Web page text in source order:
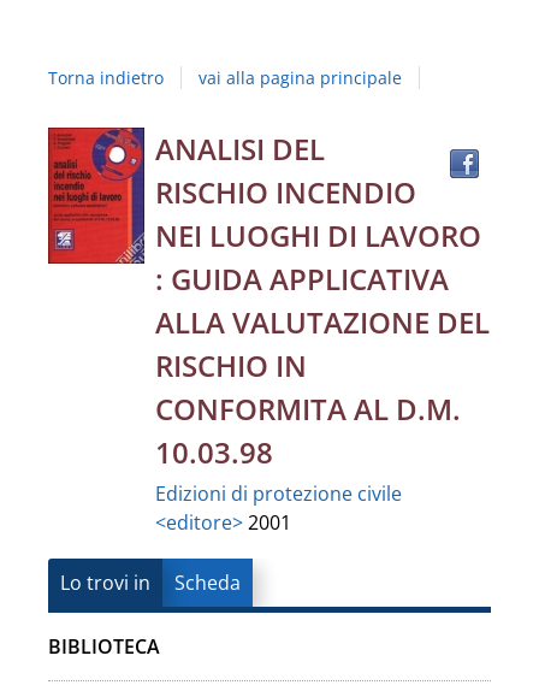
Campania
Vanvitelli"
Torna indietro vai alla pagina principale
Dettaglio
del
documento
ANALISI DEL
RISCHIO INCENDIO
NEI LUOGHI DI LAVORO
: GUIDA APPLICATIVA
ALLA VALUTAZIONE DEL
RISCHIO IN
CONFORMITA AL D.M.
10.03.98
Edizioni di protezione civile
<editore>2001
Lo trovi in Scheda
BIBLIOTECA